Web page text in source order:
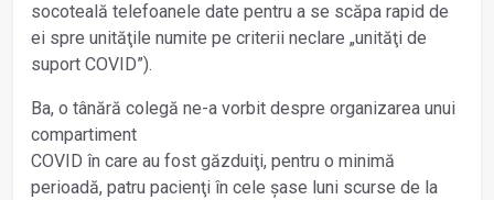
socoteală telefoanele date pentru a se scăpa rapid de
ei spre unităţile numite pe criterii neclare „unităţi de
suport COVID”).
Ba, o tânără colegă ne-a vorbit despre organizarea unui
compartiment
COVID în care au fost găzduiţi, pentru o minimă
perioadă, patru pacienţi în cele șase luni scurse de la